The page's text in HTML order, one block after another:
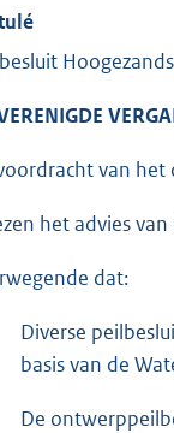
van het
het advies
dat:
Diverse
basis van de
De